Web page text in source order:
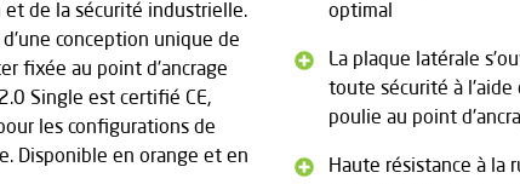
et de la sécurité industrielle.
conception unique de
fixée au point d'ancrage
Single est certifié CE,
les configurations de
Disponible en orange et en
optimal
La plaque latérale
toute sécurité à l'aide
poulie au point
Haute résistance à la